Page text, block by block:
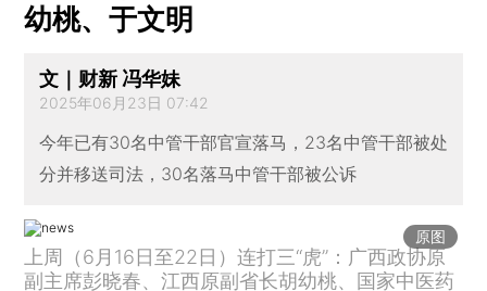
幼桃、于文明
文｜财新 冯华妹
2025年06月23日 07:42
今年已有30名中管干部官宣落马，23名中管干部被处
分并移送司法，30名落马中管干部被公诉
原图
上周（6月16日至22日）连打三“虎”：广西政协原
副主席彭晓春、江西原副省长胡幼桃、国家中医药